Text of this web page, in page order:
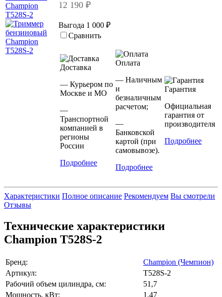
12 190 ₽
Выгода 1 000 ₽
Сравнить
Доставка
— Курьером по
Москве и МО
—
Транспортной
компанией в
регионы
России
Подробнее
Оплата
— Наличным
и
безналичным
расчетом;
—
Банковской
картой (при
самовывозе).
Подробнее
Гарантия
Официальная
гарантия от
производителя
Подробнее
Характеристики Полное описание Рекомендуем Вы смотрели
Отзывы
Технические характеристики
Champion T528S-2
Бренд:
Champion (Чемпион)
Артикул:
T528S-2
Рабочий объем цилиндра, см:
51,7
Мощность, кВт:
1,47